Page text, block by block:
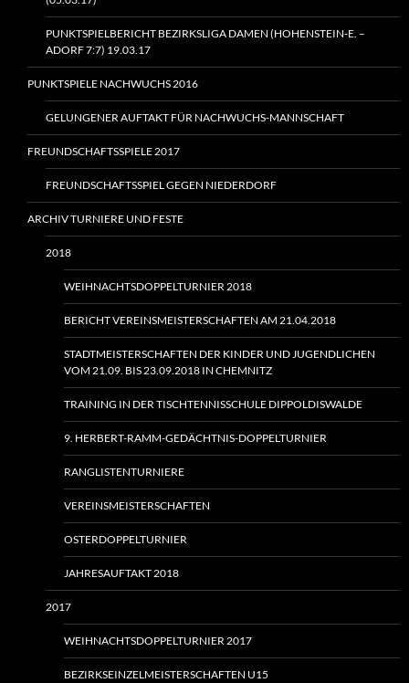
PUNKTSPIELBERICHT BEZIRKSLIGA DAMEN (HOHENSTEIN‑E. –
ADORF 7:7) 19.03.17
PUNKTSPIELE NACHWUCHS 2016
GELUNGENER AUFTAKT FÜR NACHWUCHS-MANNSCHAFT
FREUNDSCHAFTSSPIELE 2017
FREUNDSCHAFTSSPIEL GEGEN NIEDERDORF
ARCHIV TURNIERE UND FESTE
2018
WEIHNACHTSDOPPELTURNIER 2018
BERICHT VEREINSMEISTERSCHAFTEN AM 21.04.2018
STADTMEISTERSCHAFTEN DER KINDER UND JUGENDLICHEN
VOM 21.09. BIS 23.09.2018 IN CHEMNITZ
TRAINING IN DER TISCHTENNISSCHULE DIPPOLDISWALDE
9. HERBERT-RAMM-GEDÄCHTNIS-DOPPELTURNIER
RANGLISTENTURNIERE
VEREINSMEISTERSCHAFTEN
OSTERDOPPELTURNIER
JAHRESAUFTAKT 2018
2017
WEIHNACHTSDOPPELTURNIER 2017
BEZIRKSEINZELMEISTERSCHAFTEN U15